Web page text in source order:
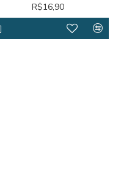
R$16,90